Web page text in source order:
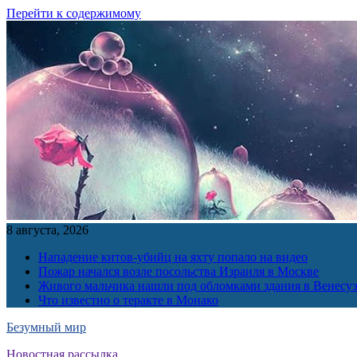
Перейти к содержимому
8 августа, 2026
Нападение китов-убийц на яхту попало на видео
Пожар начался возле посольства Израиля в Москве
Живого мальчика нашли под обломками здания в
Что известно о теракте в Монако
Безумный мир
Новостная рассылка